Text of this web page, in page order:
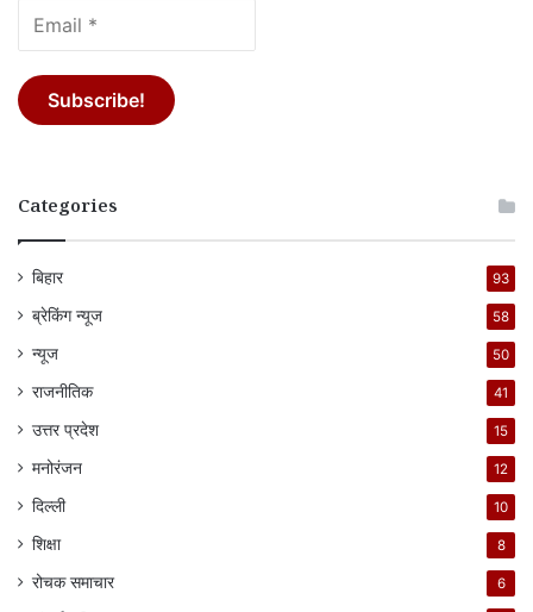
Categories
बिहार 93
ब्रेकिंग न्यूज 58
न्यूज 50
राजनीतिक 41
उत्तर प्रदेश 15
मनोरंजन 12
दिल्ली 10
शिक्षा 8
रोचक समाचार 6